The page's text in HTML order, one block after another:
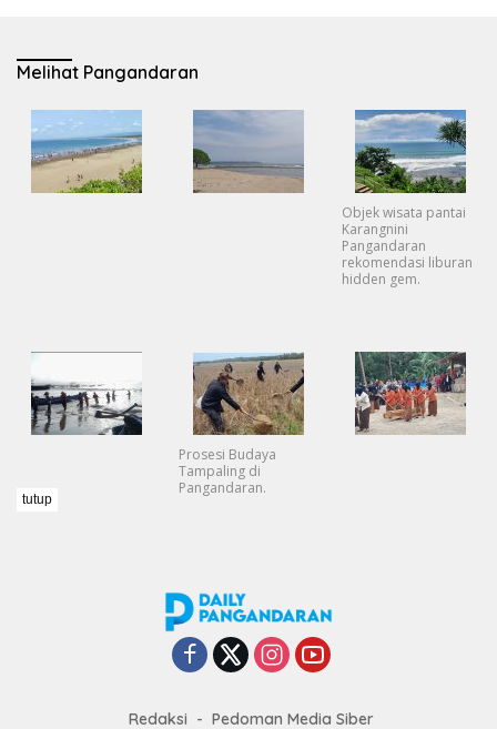
Melihat Pangandaran
Objek wisata pantai
Karangnini
Pangandaran
rekomendasi liburan
hidden gem.
Prosesi Budaya
Tampaling di
Pangandaran.
Redaksi Pedoman Media Siber
tutup